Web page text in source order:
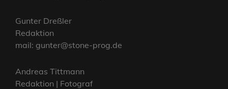
Gunter Dreßler
Redaktion
mail: gunter@stone-prog.de
Andreas Tittmann
Redaktion | Fotograf